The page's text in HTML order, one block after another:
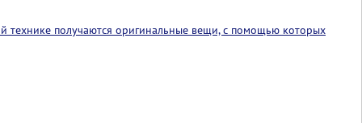
технике получаются оригинальные вещи, с помощью которых